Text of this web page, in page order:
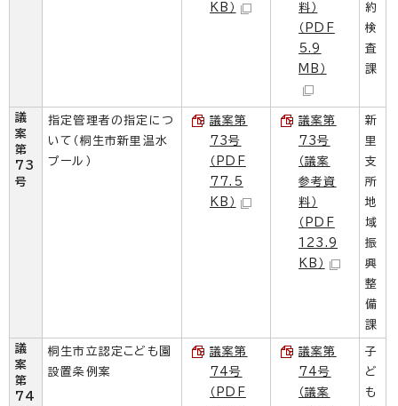
KB）
料）
（PDF
5.9
MB）
約
検
査
課
議
案
第
73
号
指定管理者の指定につ
いて（桐生市新里温水
プール）
議案第
73号
（PDF
77.5
KB）
議案第
73号
（議案
参考資
料）
（PDF
123.9
KB）
新
里
支
所
地
域
振
興
整
備
課
議
案
第
74
桐生市立認定こども園
設置条例案
議案第
74号
（PDF
議案第
74号
（議案
子
ど
も